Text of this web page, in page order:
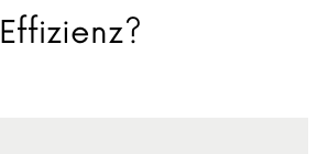
Effizienz?